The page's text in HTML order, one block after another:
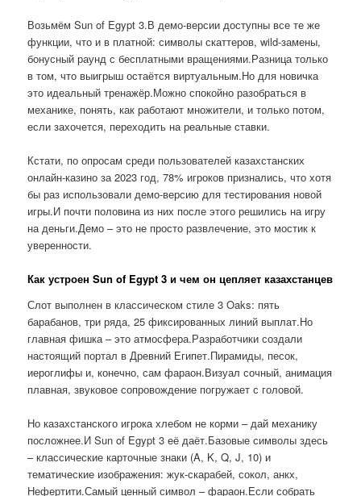
Возьмём Sun of Egypt 3.В демо-версии доступны все те же
функции, что и в платной: символы скаттеров, wild-замены,
бонусный раунд с бесплатными вращениями.Разница только
в том, что выигрыш остаётся виртуальным.Но для новичка
это идеальный тренажёр.Можно спокойно разобраться в
механике, понять, как работают множители, и только потом,
если захочется, переходить на реальные ставки.
Кстати, по опросам среди пользователей казахстанских
онлайн-казино за 2023 год, 78% игроков признались, что хотя
бы раз использовали демо-версию для тестирования новой
игры.И почти половина из них после этого решились на игру
на деньги.Демо – это не просто развлечение, это мостик к
уверенности.
Как устроен Sun of Egypt 3 и чем он цепляет казахстанцев
Слот выполнен в классическом стиле 3 Oaks: пять
барабанов, три ряда, 25 фиксированных линий выплат.Но
главная фишка – это атмосфера.Разработчики создали
настоящий портал в Древний Египет.Пирамиды, песок,
иероглифы и, конечно, сам фараон.Визуал сочный, анимация
плавная, звуковое сопровождение погружает с головой.
Но казахстанского игрока хлебом не корми – дай механику
посложнее.И Sun of Egypt 3 её даёт.Базовые символы здесь
– классические карточные знаки (A, K, Q, J, 10) и
тематические изображения: жук-скарабей, сокол, анкх,
Нефертити.Самый ценный символ – фараон.Если собрать